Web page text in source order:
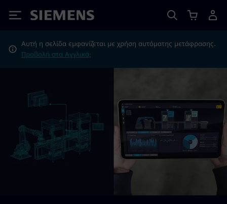
Siemens
Αυτή η σελίδα εμφανίζεται με χρήση αυτόματης μετάφρασης.
Προβολή στα Αγγλικά;